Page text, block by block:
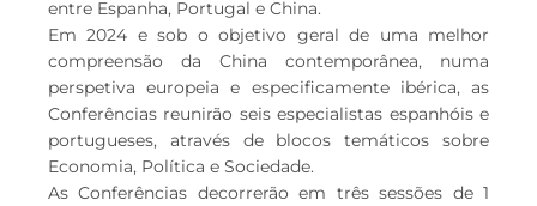
entre Espanha, Portugal e China.
Em 2024 e sob o objetivo geral de uma melhor
compreensão da China contemporânea, numa
perspetiva europeia e especificamente ibérica, as
Conferências reunirão seis especialistas espanhóis e
portugueses, através de blocos temáticos sobre
Economia, Política e Sociedade.
As Conferências decorrerão em três sessões de 1